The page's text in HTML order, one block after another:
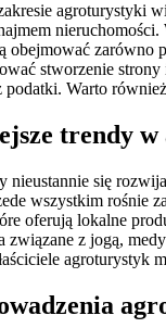
agroturystyki
obejmować
stworzenie
podatki. Warto
trendy
nieustannie się
wszystkim rośnie
oferują lokalne
związane z jogą,
agroturystyk